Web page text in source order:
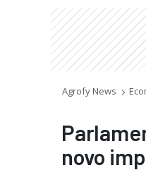
Agrofy News
novo